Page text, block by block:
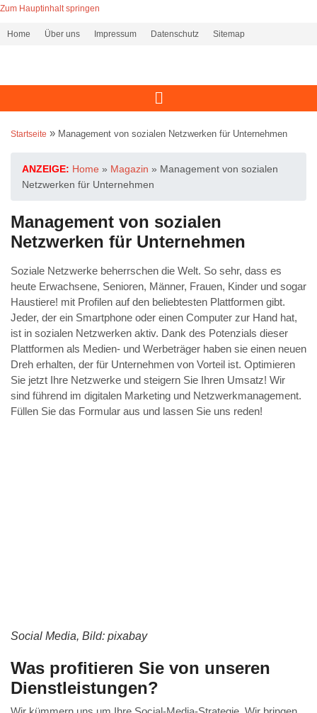
Zum Hauptinhalt springen
Home Über uns Impressum Datenschutz Sitemap
Startseite » Management von sozialen Netzwerken für Unternehmen
ANZEIGE: Home » Magazin » Management von sozialen
Netzwerken für Unternehmen
Management von sozialen
Netzwerken für Unternehmen
Soziale Netzwerke beherrschen die Welt. So sehr, dass es
heute Erwachsene, Senioren, Männer, Frauen, Kinder und sogar
Haustiere! mit Profilen auf den beliebtesten Plattformen gibt.
Jeder, der ein Smartphone oder einen Computer zur Hand hat,
ist in sozialen Netzwerken aktiv. Dank des Potenzials dieser
Plattformen als Medien- und Werbeträger haben sie einen neuen
Dreh erhalten, der für Unternehmen von Vorteil ist. Optimieren
Sie jetzt Ihre Netzwerke und steigern Sie Ihren Umsatz! Wir
sind führend im digitalen Marketing und Netzwerkmanagement.
Füllen Sie das Formular aus und lassen Sie uns reden!
Social Media, Bild: pixabay
Was profitieren Sie von unseren
Dienstleistungen?